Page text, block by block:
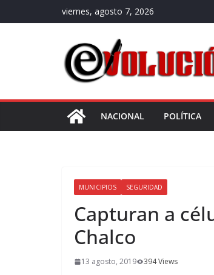
al
viernes, agosto 7, 2026
NACIONAL POLÍTICA
MUNICIPIOS SEGURIDAD
Capturan a
Chalco
13 agosto, 2019 394 Views